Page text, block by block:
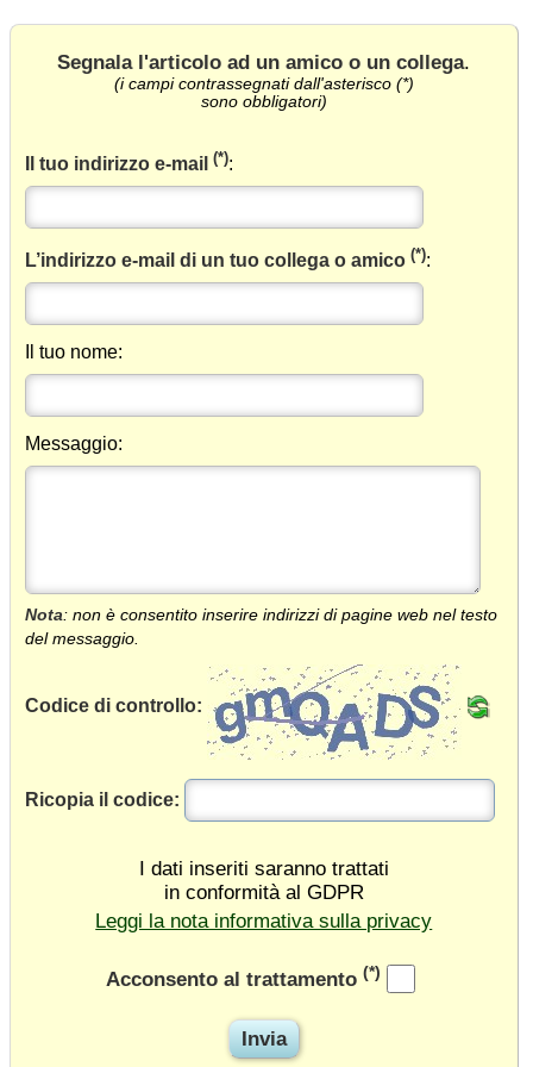
Segnala l'articolo ad un amico o un collega.
(i campi contrassegnati dall'asterisco (*)
sono obbligatori)
Il tuo indirizzo e-mail(*):
L’indirizzo e-mail di un tuo collega o amico(*):
Il tuo nome:
Messaggio:
Nota: non è consentito inserire indirizzi di pagine web nel testo
del messaggio.
Codice di controllo:
Ricopia il codice:
I dati inseriti saranno trattati
in conformità al GDPR
Leggi la nota informativa sulla privacy
Acconsento al trattamento (*)